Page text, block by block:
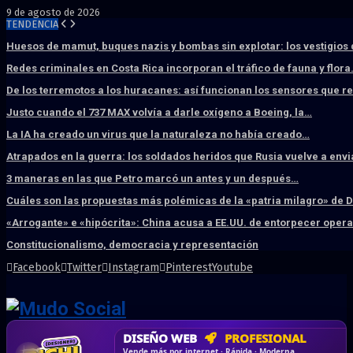
9 de agosto de 2026
TENDENCIA
Huesos de mamut, buques nazis y bombas sin explotar: los vestigios
Redes criminales en Costa Rica incorporan el tráfico de fauna y
De los terremotos a los huracanes: así funcionan los sensores que
Justo cuando el 737 MAX volvía a darle oxígeno a Boeing, la…
La IA ha creado un virus que la naturaleza no había creado…
Atrapados en la guerra: los soldados heridos que Rusia vuelve a
3 maneras en las que Petro marcó un antes y un después…
Cuáles son las propuestas más polémicas de la «patria milagro» de
«Arrogante» e «hipócrita»: China acusa a EE.UU. de entorpecer
Constitucionalismo, democracia y representación
Facebook Twitter Instagram PinterestYoutube
HOSTING SSD SÚPER RÁPIDO
DISEÑO WEB PROFESIONAL
CRM & DASHBOARD A MEDIDA
CORREO CORPORATIVO